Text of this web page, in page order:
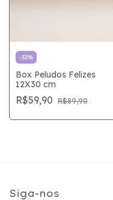
-33%
Box Peludos Felizes
12X30 cm
R$59,90 R$89,90
Siga-nos